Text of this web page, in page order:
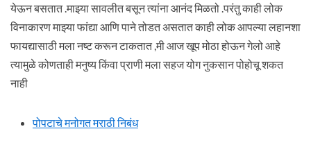
येऊन बसतात .माझ्या सावलीत बसून त्यांना आनंद मिळतो .परंतु काही लोक
विनाकारण माझ्या फांद्या आणि पाने तोडत असतात काही लोक आपल्या लहानशा
फायद्यासाठी मला नष्ट करून टाकतात ,मी आज खूप मोठा होऊन गेलो आहे
त्यामुळे कोणताही मनुष्य किंवा प्राणी मला सहज योग नुकसान पोहोचू शकत
नाही
पोपटाचे मनोगत मराठी निबंध